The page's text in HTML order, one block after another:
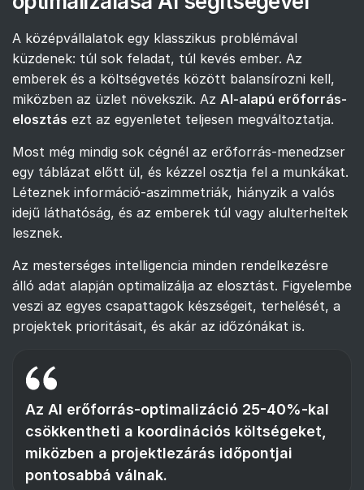
A középvállalatok egy klasszikus problémával
küzdenek: túl sok feladat, túl kevés ember. Az
emberek és a költségvetés között balansírozni kell,
miközben az üzlet növekszik. Az AI-alapú erőforrás-
elosztás ezt az egyenletet teljesen megváltoztatja.
Most még mindig sok cégnél az erőforrás-menedzser
egy táblázat előtt ül, és kézzel osztja fel a munkákat.
Léteznek információ-aszimmetriák, hiányzik a valós
idejű láthatóság, és az emberek túl vagy alulterheltek
lesznek.
Az mesterséges intelligencia minden rendelkezésre
álló adat alapján optimalizálja az elosztást. Figyelembe
veszi az egyes csapattagok készségeit, terhelését, a
projektek prioritásait, és akár az időzónákat is.
Az AI erőforrás-optimalizáció 25-40%-kal
csökkentheti a koordinációs költségeket,
miközben a projektlezárás időpontjai
pontosabbá válnak.